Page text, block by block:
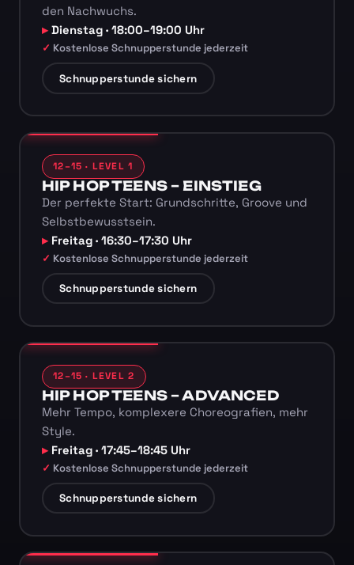
den Nachwuchs.
Dienstag · 18:00–19:00 Uhr
Kostenlose Schnupperstunde jederzeit
Schnupperstunde sichern
12–15 · LEVEL 1
HIP HOP TEENS – EINSTIEG
Der perfekte Start: Grundschritte, Groove und
Selbstbewusstsein.
Freitag · 16:30–17:30 Uhr
Kostenlose Schnupperstunde jederzeit
Schnupperstunde sichern
12–15 · LEVEL 2
HIP HOP TEENS – ADVANCED
Mehr Tempo, komplexere Choreografien, mehr
Style.
Freitag · 17:45–18:45 Uhr
Kostenlose Schnupperstunde jederzeit
Schnupperstunde sichern